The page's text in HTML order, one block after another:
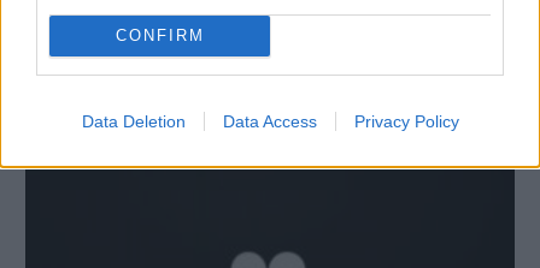
CONFIRM
Data Deletion Data Access Privacy Policy
28/12/2016